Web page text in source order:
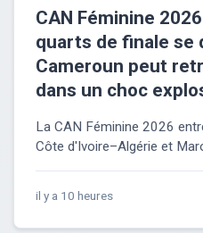
CAN Féminine
quarts de finale se
Cameroun peut
dans un choc
La CAN Féminine 2026
Côte d'Ivoire–Algérie et
il y a 10 heures